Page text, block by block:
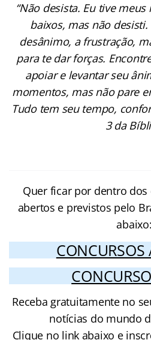
“Não desista. Eu tive
baixos, mas não
desânimo, a frustração,
para te dar forças.
apoiar e levantar seu
momentos, mas não pare
Tudo tem seu tempo,
3 da
Quer ficar por dentro
abertos e previstos pelo
abaixo:
CONCURSOS
Receba gratuitamente no
notícias do mundo
Clique no link abaixo e